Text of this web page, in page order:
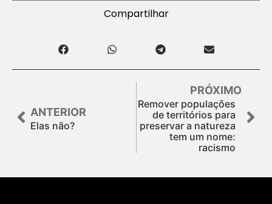
Compartilhar
ANTERIOR
Elas não?
PRÓXIMO
Remover populações
de territórios para
preservar a natureza
tem um nome:
racismo